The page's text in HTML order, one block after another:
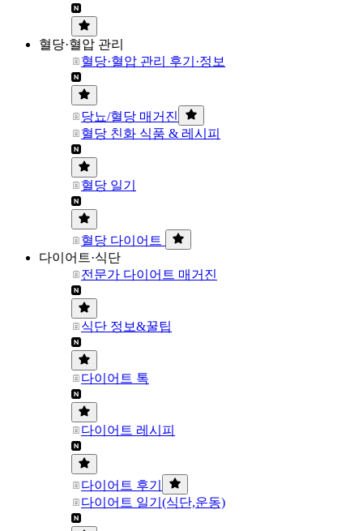
혈당·혈압 관리
혈당·혈압 관리 후기·정보
당뇨/혈당 매거진
혈당 친화 식품 & 레시피
혈당 일기
혈당 다이어트
다이어트·식단
전문가 다이어트 매거진
식단 정보&꿀팁
다이어트 톡
다이어트 레시피
다이어트 후기
다이어트 일기(식단,운동)